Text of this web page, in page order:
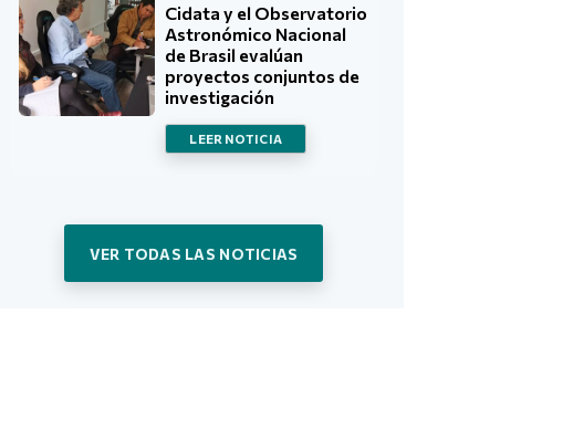
Cidata y el Observatorio
Astronómico Nacional
de Brasil evalúan
proyectos conjuntos de
investigación
LEER NOTICIA
VER TODAS LAS NOTICIAS